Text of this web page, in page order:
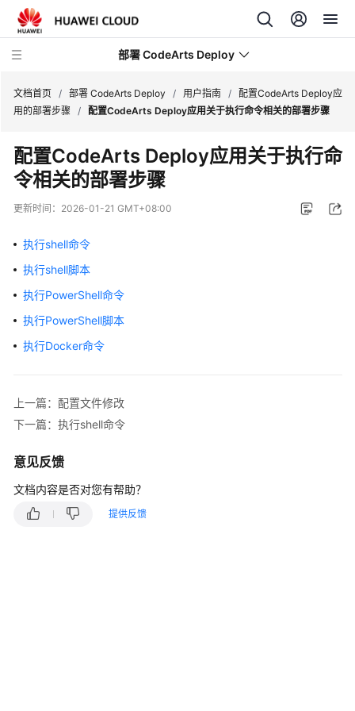
部署 CodeArts Deploy
最
新
动
能
总
产
品
介
快
速
门
用
户
文档首页 / 部署 CodeArts Deploy / 用户指南 /
配置CodeArts Deploy应
用的部署步骤
/ 配置CodeArts Deploy应用关于执行命令相关的部署步骤
配置CodeArts Deploy应用关于执行命
令相关的部署步骤
更新时间： 2026-01-21 GMT+08:00
执行shell命令
执行shell脚本
执行PowerShell命令
执行PowerShell脚本
执行Docker命令
上一篇：配置文件修改
下一篇：执行shell命令
意见反馈
文档内容是否对您有帮助？
提供反馈